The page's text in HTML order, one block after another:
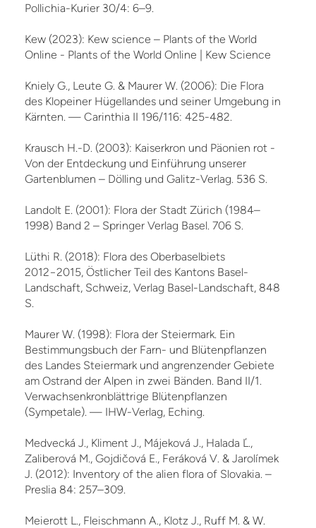
Pollichia-Kurier 30/4: 6–9.
Kew (2023): Kew science – Plants of the World
Online - Plants of the World Online | Kew Science
Kniely G., Leute G. & Maurer W. (2006): Die Flora
des Klopeiner Hügellandes und seiner Umgebung in
Kärnten. — Carinthia II 196/116: 425-482.
Krausch H.-D. (2003): Kaiserkron und Päonien rot -
Von der Entdeckung und Einführung unserer
Gartenblumen – Dölling und Galitz-Verlag. 536 S.
Landolt E. (2001): Flora der Stadt Zürich (1984–
1998) Band 2 – Springer Verlag Basel. 706 S.
Lüthi R. (2018): Flora des Oberbaselbiets
2012−2015, Östlicher Teil des Kantons Basel-
Landschaft, Schweiz, Verlag Basel-Landschaft, 848
S.
Maurer W. (1998): Flora der Steiermark. Ein
Bestimmungsbuch der Farn- und Blütenpflanzen
des Landes Steiermark und angrenzender Gebiete
am Ostrand der Alpen in zwei Bänden. Band II/1.
Verwachsenkronblättrige Blütenpflanzen
(Sympetale). — IHW-Verlag, Eching.
Medvecká J., Kliment J., Májeková J., Halada Ľ.,
Zaliberová M., Gojdičová E., Feráková V. & Jarolímek
J. (2012): Inventory of the alien flora of Slovakia. –
Preslia 84: 257–309.
Meierott L., Fleischmann A., Klotz J., Ruff M. & W.